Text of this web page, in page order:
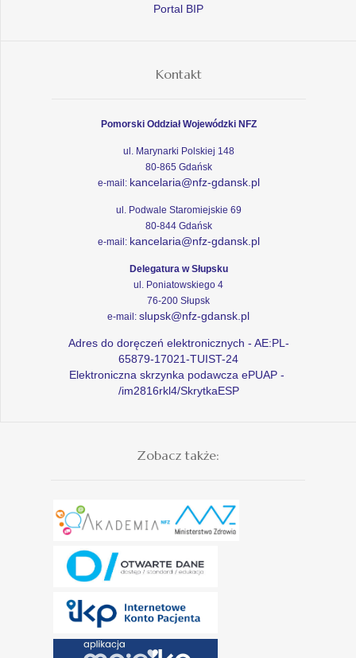
Portal BIP
Kontakt
Pomorski Oddział Wojewódzki NFZ
ul. Marynarki Polskiej 148
80-865 Gdańsk
e-mail: kancelaria@nfz-gdansk.pl
ul. Podwale Staromiejskie 69
80-844 Gdańsk
e-mail: kancelaria@nfz-gdansk.pl
Delegatura w Słupsku
ul. Poniatowskiego 4
76-200 Słupsk
e-mail: slupsk@nfz-gdansk.pl
Adres do doręczeń elektronicznych - AE:PL-
65879-17021-TUIST-24
Elektroniczna skrzynka podawcza ePUAP -
/im2816rkl4/SkrytkaESP
Zobacz także: